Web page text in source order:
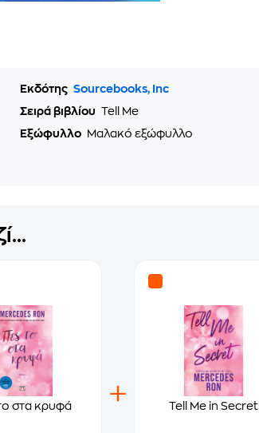
Εκδότης Sourcebooks, Inc
Σειρά βιβλίου Tell Me
Εξώφυλλο Μαλακό εξώφυλλο
στα κρυφά Tell Me in Secret